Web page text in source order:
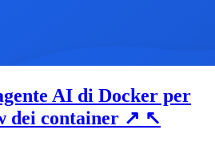
AI di Docker per
dei container ↗ ↖